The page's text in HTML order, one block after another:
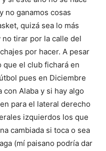
no ganamos cosas
quizá sea lo más
no tirar por la calle del
por hacer. A pesar
que el club fichará en
pues en Diciembre
con Alaba y si hay algo
para el lateral derecho
izquierdos los que
cambiada si toca o sea
(mí paisano podría dar